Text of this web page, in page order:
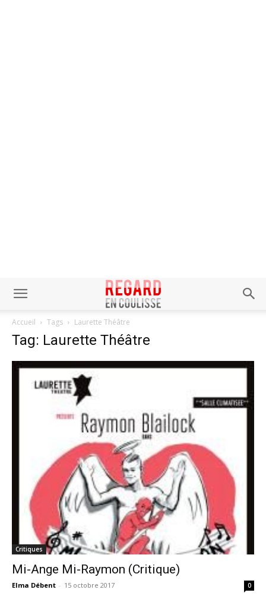
Accueil Tags Laurette Théâtre
Tag: Laurette Théâtre
Critiques
Mi-Ange Mi-Raymon (Critique)
Elma Débent - 15 octobre 2017 0